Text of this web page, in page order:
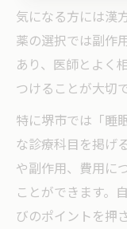
気になる方には漢
薬の選択では副作
あり、医師とよく
つけることが大切で
特に堺市では「睡
な診療科目を掲げ
や副作用、費用に
ことができます。
びのポイントを押